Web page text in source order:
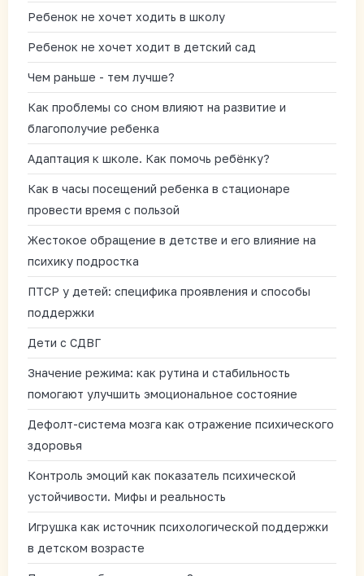
Ребенок не хочет ходить в школу
Ребенок не хочет ходит в детский сад
Чем раньше - тем лучше?
Как проблемы со сном влияют на развитие и
благополучие ребенка
Адаптация к школе. Как помочь ребёнку?
Как в часы посещений ребенка в стационаре
провести время с пользой
Жестокое обращение в детстве и его влияние на
психику подростка
ПТСР у детей: специфика проявления и способы
поддержки
Дети с СДВГ
Значение режима: как рутина и стабильность
помогают улучшить эмоциональное состояние
Дефолт-система мозга как отражение психического
здоровья
Контроль эмоций как показатель психической
устойчивости. Мифы и реальность
Игрушка как источник психологической поддержки
в детском возрасте